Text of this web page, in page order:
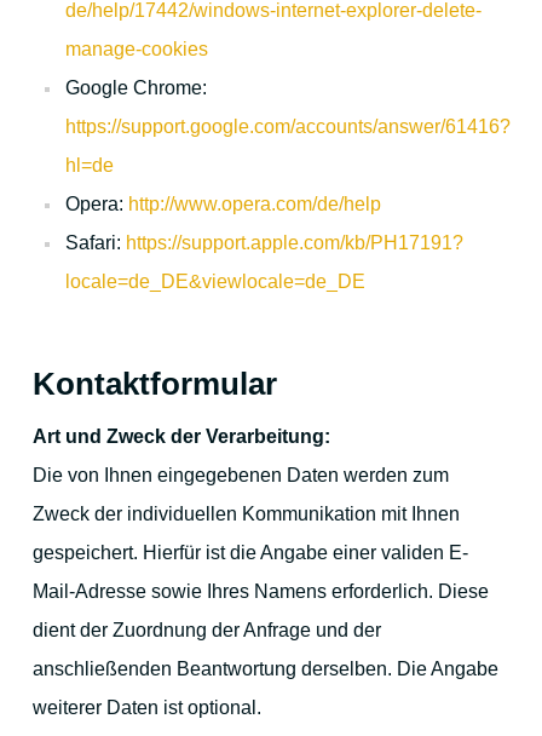
de/help/17442/windows-internet-explorer-delete-
manage-cookies
Google Chrome:
https://support.google.com/accounts/answer/61416?
hl=de
Opera: http://www.opera.com/de/help
Safari: https://support.apple.com/kb/PH17191?
locale=de_DE&viewlocale=de_DE
Kontaktformular
Art und Zweck der Verarbeitung:
Die von Ihnen eingegebenen Daten werden zum
Zweck der individuellen Kommunikation mit Ihnen
gespeichert. Hierfür ist die Angabe einer validen E-
Mail-Adresse sowie Ihres Namens erforderlich. Diese
dient der Zuordnung der Anfrage und der
anschließenden Beantwortung derselben. Die Angabe
weiterer Daten ist optional.